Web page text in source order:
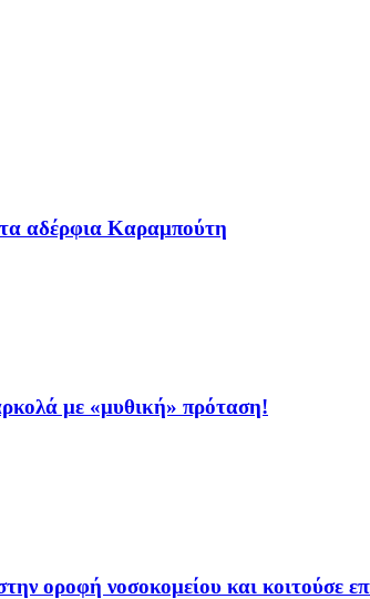
αδέρφια Καραμπούτη
με «μυθική» πρόταση!
οροφή νοσοκομείου και κοιτούσε